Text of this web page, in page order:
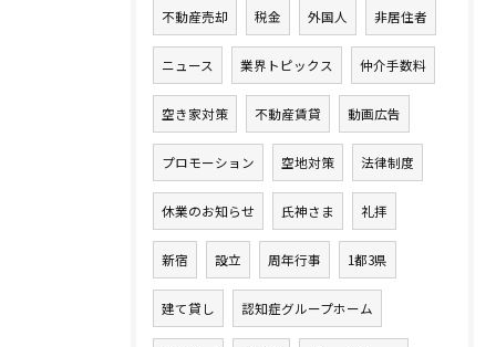
不動産売却 税金 外国人 非居住者
ニュース 業界トピックス 仲介手数料
空き家対策 不動産賃貸 動画広告
プロモーション 空地対策 法律制度
休業のお知らせ 氏神さま 礼拝
新宿 設立 周年行事 1都3県
建て貸し 認知症グループホーム